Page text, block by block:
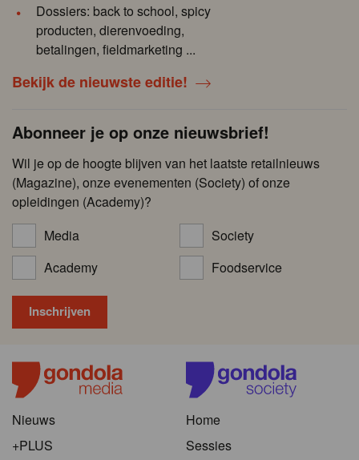
Dossiers: back to school, spicy
producten, dierenvoeding,
betalingen, fieldmarketing ...
Bekijk de nieuwste editie!
Abonneer je op onze nieuwsbrief!
Wil je op de hoogte blijven van het laatste retailnieuws
(Magazine), onze evenementen (Society) of onze
opleidingen (Academy)?
Media
Society
Academy
Foodservice
Nieuws
+PLUS
Home
Sessies